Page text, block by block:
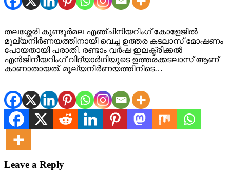
തലശ്ശേരി കുണ്ടൂർമല എഞ്ചിനിയറിംഗ് കോളേജിൽ
മൂല്യനിർണയത്തിനായി വെച്ച ഉത്തര കടലാസ് മോഷണം
പോയതായി പരാതി. രണ്ടാം വർഷ ഇലക്ട്രിക്കൽ
എൻജിനീയറിംഗ് വിദ്യാർഥിയുടെ ഉത്തരക്കടലാസ് ആണ്
കാണാതായത്. മൂല്യനിർണയത്തിനിടെ…
Leave a Reply